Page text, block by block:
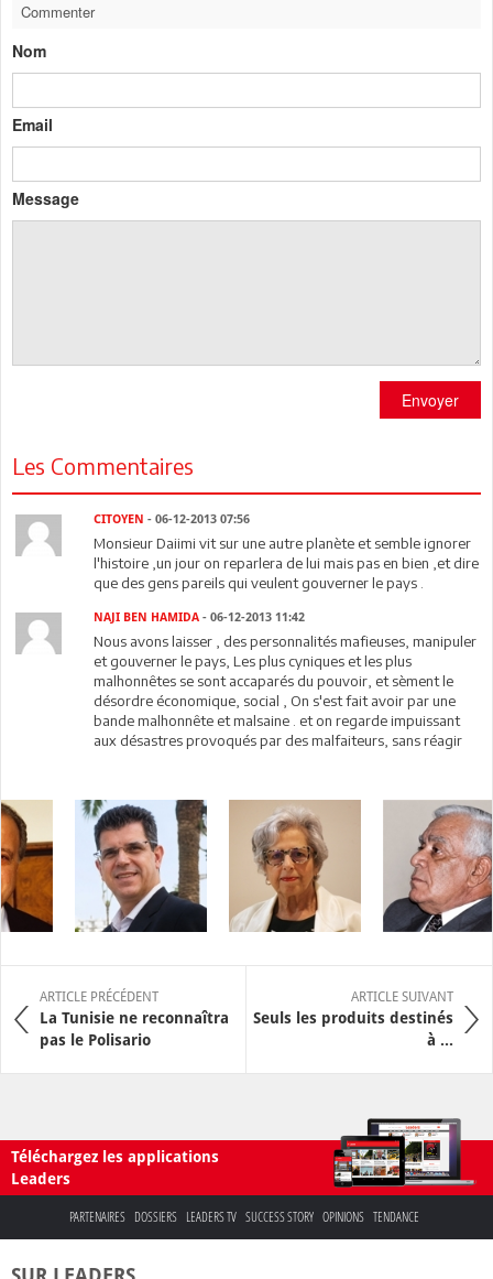
Commenter
Nom
Email
Message
Envoyer
Les Commentaires
CITOYEN - 06-12-2013 07:56
Monsieur Daiimi vit sur une autre planète et semble ignorer
l'histoire ,un jour on reparlera de lui mais pas en bien ,et dire
que des gens pareils qui veulent gouverner le pays .
NAJI BEN HAMIDA - 06-12-2013 11:42
Nous avons laisser , des personnalités mafieuses, manipuler
et gouverner le pays, Les plus cyniques et les plus
malhonnêtes se sont accaparés du pouvoir, et sèment le
désordre économique, social , On s'est fait avoir par une
bande malhonnête et malsaine . et on regarde impuissant
aux désastres provoqués par des malfaiteurs, sans réagir
ARTICLE PRÉCÉDENT
La Tunisie ne reconnaîtra
pas le Polisario
ARTICLE SUIVANT
Seuls les produits destinés
à ...
Téléchargez les applications
Leaders
PARTENAIRES DOSSIERS LEADERS TV SUCCESS STORY OPINIONS TENDANCE